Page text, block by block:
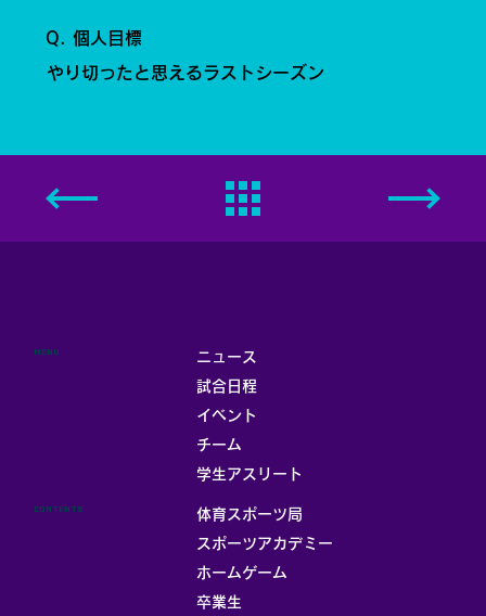
やり切ったと思えるラストシーズン
Q. 個人目標
ニュース
試合日程
イベント
チーム
学生アスリート
MENU
体育スポーツ局
スポーツアカデミー
ホームゲーム
卒業生
CONTENTS